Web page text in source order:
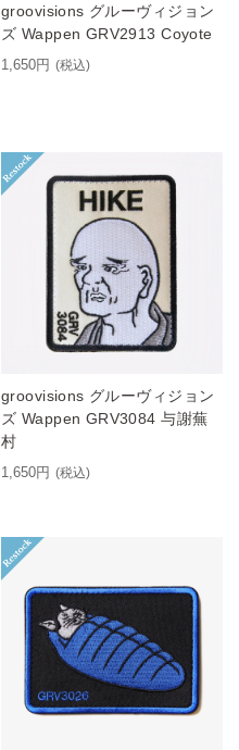
groovisions グルーヴィジョン
ズ Wappen GRV2913 Coyote
1,650円 (税込)
groovisions グルーヴィジョン
ズ Wappen GRV3084 与謝蕪
村
1,650円 (税込)